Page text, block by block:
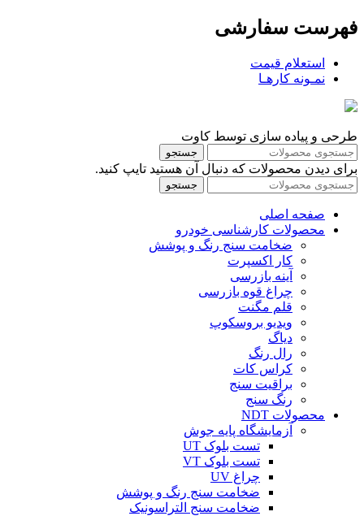
فهرست سفارشی
استعلام قیمت
نمـونه کارهـا
طرحی و پیاده سازی توسط کاوت
جستجو
برای دیدن محصولات که دنبال آن هستید تایپ کنید.
جستجو
صفحه اصلی
محصولات کارشناسی خودرو
ضخامت سنج رنگ و پوشش
کار اکسپرت
آینه بازرسی
چراغ قوه بازرسی
قلم مگنت
ویدیو بروسکوپ
دیاگ
رال رنگ
کراس کات
براقیت سنج
رنگ سنج
محصولات NDT
آزمایشگاه پایه جوش
تست بلوک UT
تست بلوک VT
چراغ UV
ضخامت سنج رنگ و پوشش
ضخامت سنج التراسونیک